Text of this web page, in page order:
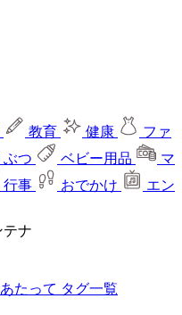
教育 健康
ファ
ぶつ ベビー用品
マ
行事 おでかけ
エン
テナ
たって タグ一覧